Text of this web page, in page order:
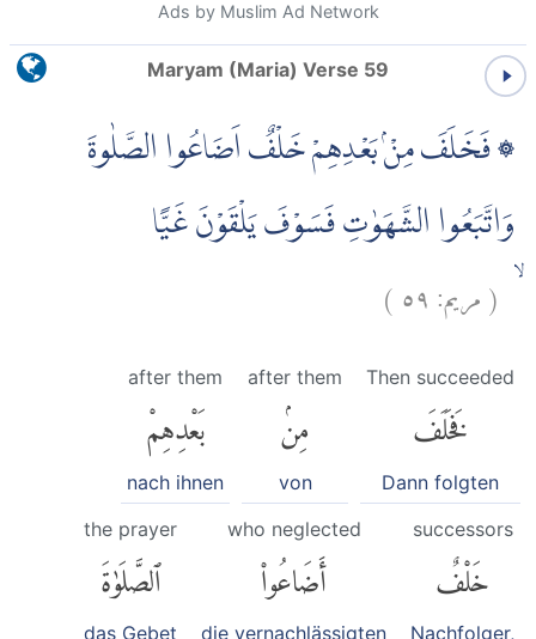
Ads by Muslim Ad Network
Maryam (Maria) Verse 59
۞ فَخَلَفَ مِنْۢ بَعْدِهِمْ خَلْفٌ اَضَاعُوا الصَّلٰوةَ
وَاتَّبَعُوا الشَّهَوٰتِ فَسَوْفَ يَلْقَوْنَ غَيًّا
(مريم:٥٩)
Then succeeded
فَخَلَفَ
Dann folgten
after them
مِنۢ
von
after them
بَعْدِهِمْ
nach ihnen
successors
خَلْفٌ
Nachfolger,
who neglected
أَضَاعُوا۟
die vernachlässigten
the prayer
ٱلصَّلَوٰةَ
das Gebet